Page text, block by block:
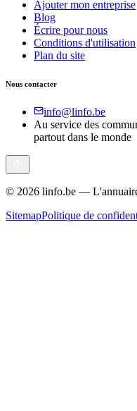
Ajouter mon entreprise
Blog
Écrire pour nous
Conditions d'utilisation
Plan du site
Nous contacter
info@linfo.be
Au service des
partout dans le monde
© 2026 linfo.be —
SitemapPolitique de